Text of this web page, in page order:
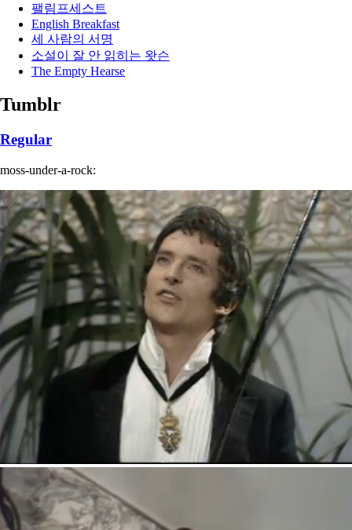
팰림프세스트
English Breakfast
세 사람의 서명
소설이 잘 안 읽히는 왓슨
The Empty Hearse
Tumblr
Regular
moss-under-a-rock: